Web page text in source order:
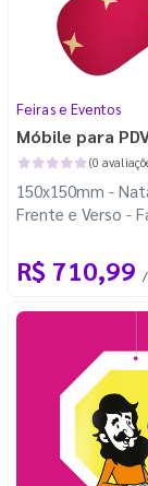
Feiras e Eventos
Móbile para
(0
150x150mm -
Frente e Verso -
R$ 710,99